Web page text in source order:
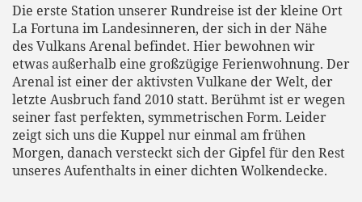
Die erste Station unserer Rundreise ist der kleine Ort
La Fortuna im Landesinneren, der sich in der Nähe
des Vulkans Arenal befindet. Hier bewohnen wir
etwas außerhalb eine großzügige Ferienwohnung. Der
Arenal ist einer der aktivsten Vulkane der Welt, der
letzte Ausbruch fand 2010 statt. Berühmt ist er wegen
seiner fast perfekten, symmetrischen Form. Leider
zeigt sich uns die Kuppel nur einmal am frühen
Morgen, danach versteckt sich der Gipfel für den Rest
unseres Aufenthalts in einer dichten Wolkendecke.